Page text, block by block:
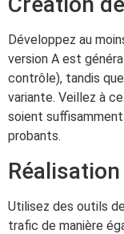
Développez au
version A est
contrôle), tandis
variante. Veillez à
soient
probants.
Utilisez des outils
trafic de manière